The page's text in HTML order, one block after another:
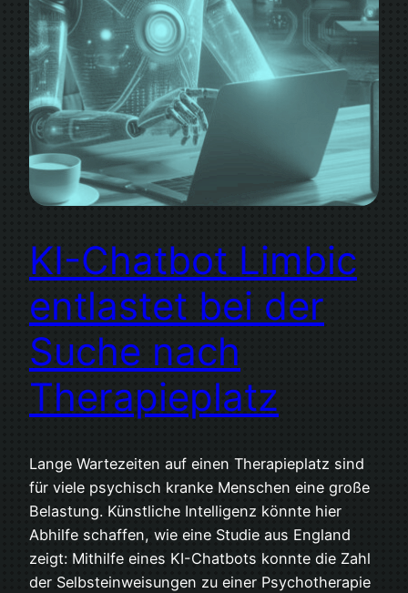
KI-Chatbot Limbic
entlastet bei der
Suche nach
Therapieplatz
Lange Wartezeiten auf einen Therapieplatz sind
für viele psychisch kranke Menschen eine große
Belastung. Künstliche Intelligenz könnte hier
Abhilfe schaffen, wie eine Studie aus England
zeigt: Mithilfe eines KI-Chatbots konnte die Zahl
der Selbsteinweisungen zu einer Psychotherapie